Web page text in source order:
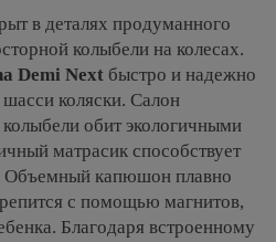
в деталях продуманного
колыбели на колесах.
Demi Nextбыстро и надежно
шасси коляски. Салон
обит экологичными
матрасик способствует
Объемный капюшон плавно
с помощью магнитов,
Благодаря встроенному